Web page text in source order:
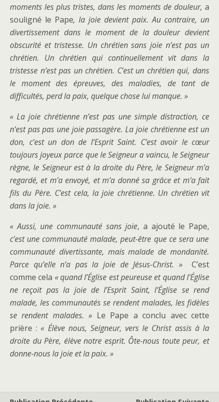
moments les plus tristes, dans les moments de douleur, a
souligné le Pape, la joie devient paix. Au contraire, un
divertissement dans le moment de la douleur devient
obscurité et tristesse. Un chrétien sans joie n’est pas un
chrétien. Un chrétien qui continuellement vit dans la
tristesse n’est pas un chrétien. C’est un chrétien qui, dans
le moment des épreuves, des maladies, de tant de
difficultés, perd la paix, quelque chose lui manque. »
« La joie chrétienne n’est pas une simple distraction, ce
n’est pas pas une joie passagère. La joie chrétienne est un
don, c’est un don de l’Esprit Saint. C’est avoir le cœur
toujours joyeux parce que le Seigneur a vaincu, le Seigneur
règne, le Seigneur est à la droite du Père, le Seigneur m’a
regardé, et m’a envoyé, et m’a donné sa grâce et m’a fait
fils du Père. C’est cela, la joie chrétienne. Un chrétien vit
dans la joie. »
« Aussi, une communauté sans joie, a ajouté le Pape,
c’est une communauté malade, peut-être que ce sera une
communauté divertissante, mais malade de mondanité.
Parce qu’elle n’a pas la joie de Jésus-Christ. »
C’est
comme cela « quand l’Église est peureuse et quand l’Église
ne reçoit pas la joie de l’Esprit Saint, l’Église se rend
malade, les communautés se rendent malades, les fidèles
se rendent malades. » Le Pape a conclu avec cette
prière :« Élève nous, Seigneur, vers le Christ assis à la
droite du Père, élève notre esprit. Ôte-nous toute peur, et
donne-nous la joie et la paix. »